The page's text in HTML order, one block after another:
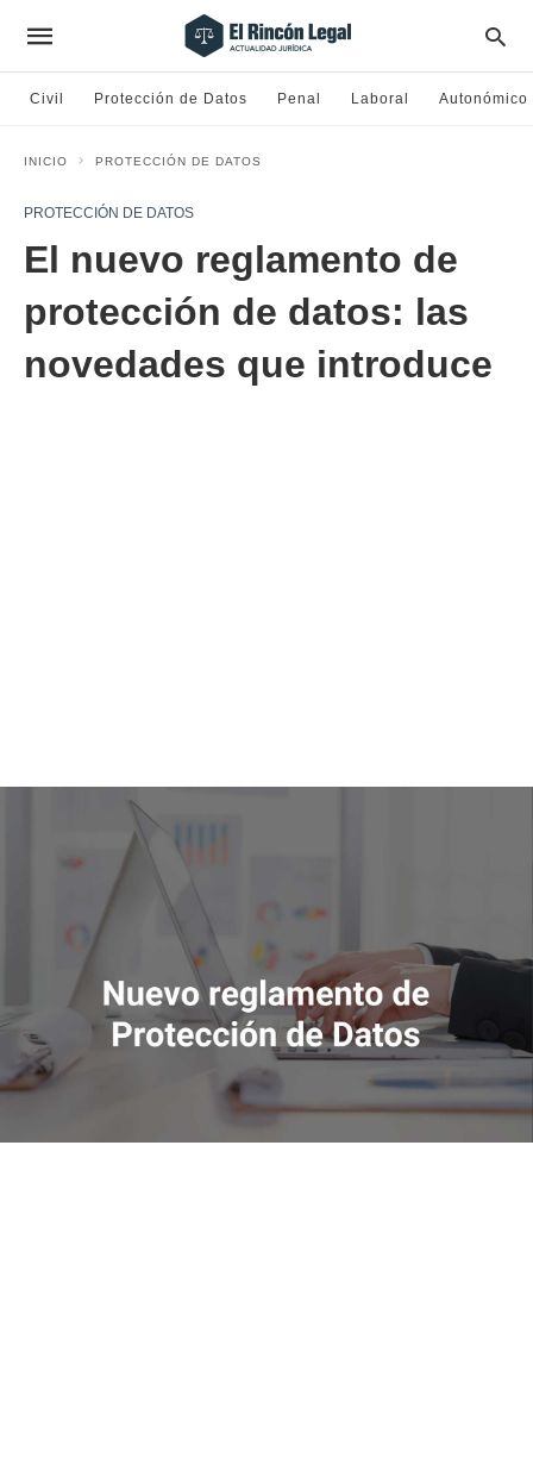
Civil Protección de Datos Penal Laboral Autonómico
INICIO PROTECCIÓN DE DATOS
PROTECCIÓN DE DATOS
El nuevo reglamento de
protección de datos: las
novedades que introduce